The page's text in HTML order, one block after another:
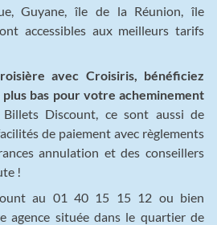
Guyane, île de la Réunion, île
accessibles aux meilleurs tarifs
avec Croisiris, bénéficiez
bas pour votre acheminement
Discount, ce sont aussi de
de paiement avec règlements
annulation et des conseillers
!
au 01 40 15 15 12 ou bien
agence située dans le quartier de